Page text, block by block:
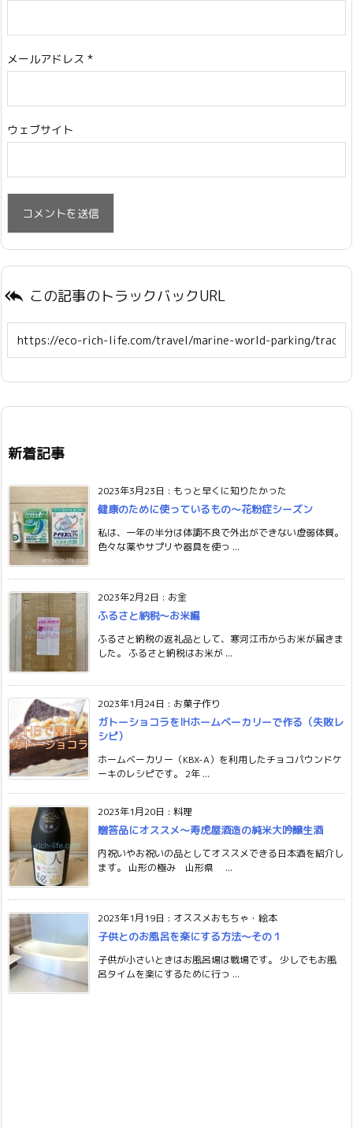
メールアドレス *
ウェブサイト
 この記事のトラックバックURL
新着記事
2023年3月23日 : もっと早くに知りたかった
健康のために使っているもの〜花粉症シーズン
私は、一年の半分は体調不良で外出ができない虚弱体質。
色々な薬やサプリや器具を使っ ...
2023年2月2日 : お金
ふるさと納税〜お米編
ふるさと納税の返礼品として、寒河江市からお米が届きま
した。 ふるさと納税はお米が ...
2023年1月24日 : お菓子作り
ガトーショコラをIHホームベーカリーで作る（失敗レ
シピ）
ホームベーカリー（KBX-A）を利用したチョコパウンドケ
ーキのレシピです。 2年 ...
2023年1月20日 : 料理
贈答品にオススメ〜寿虎屋酒造の純米大吟醸生酒
内祝いやお祝いの品としてオススメできる日本酒を紹介し
ます。 山形の極み 山形県 ...
2023年1月19日 : オススメおもちゃ・絵本
子供とのお風呂を楽にする方法〜その１
子供が小さいときはお風呂場は戦場です。 少しでもお風
呂タイムを楽にするために行っ ...